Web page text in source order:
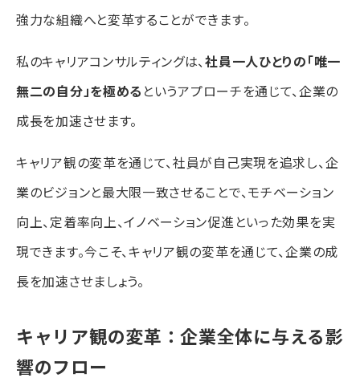
強力な組織へと変革することができます。
私のキャリアコンサルティングは、社員一人ひとりの「唯一
無二の自分」を極める というアプローチを通じて、企業の
成長を加速させます。
キャリア観の変革を通じて、社員が自己実現を追求し、企
業のビジョンと最大限一致させることで、モチベーション
向上、定着率向上、イノベーション促進といった効果を実
現できます。今こそ、キャリア観の変革を通じて、企業の成
長を加速させましょう。
キャリア観の変革：企業全体に与える影
響のフロー